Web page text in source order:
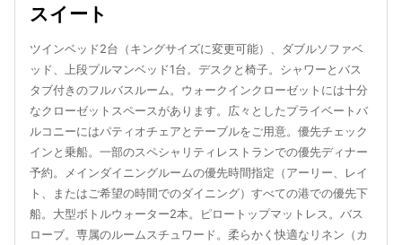
スイート
ツインベッド2台（キングサイズに変更可能）、ダブルソファベ
ッド、上段プルマンベッド1台。デスクと椅子。シャワーとバス
タブ付きのフルバスルーム。ウォークインクローゼットには十分
なクローゼットスペースがあります。広々としたプライベートバ
ルコニーにはパティオチェアとテーブルをご用意。優先チェック
インと乗船。一部のスペシャリティレストランでの優先ディナー
予約。メインダイニングルームの優先時間指定（アーリー、レイ
ト、またはご希望の時間でのダイニング）すべての港での優先下
船。大型ボトルウォーター2本。ピロートップマットレス。バス
ローブ。専属のルームスチュワード。柔らかく快適なリネン（カ